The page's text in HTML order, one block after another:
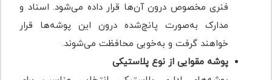
فنری مخصوص درون آن‌ها قرار داده می‌شود. اسناد و
مدارک به‌صورت پانچ‌شده درون این پوشه‌ها قرار
خواهند گرفت و به‌خوبی محافظت می‌شوند.
پوشه مقوایی از نوع پلاستیکی